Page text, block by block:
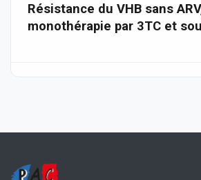
Résistance du VHB sans
monothérapie par 3TC et